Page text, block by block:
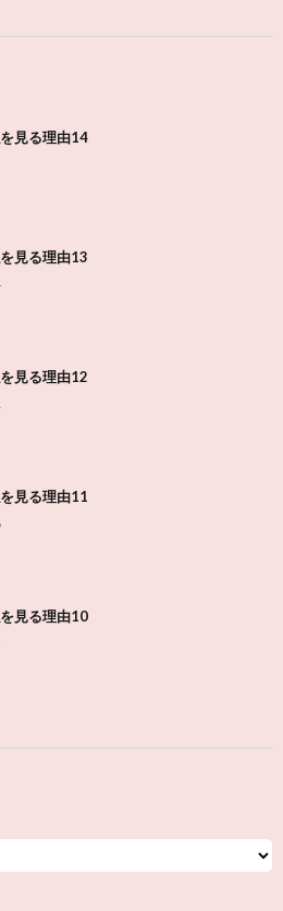
見る理由14
見る理由13
見る理由12
見る理由11
見る理由10